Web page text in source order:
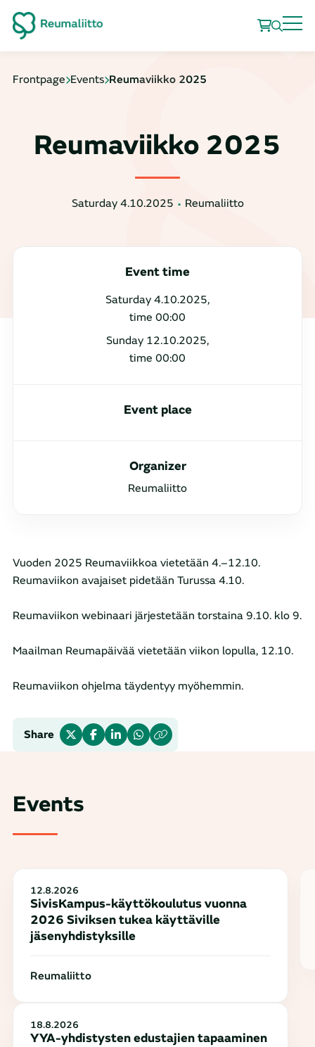
Frontpage Events Reumaviikko 2025
Reumaviikko 2025
Saturday 4.10.2025 Reumaliitto
Event time
Saturday 4.10.2025,
time 00:00
Sunday 12.10.2025,
time 00:00
Event place
Organizer
Reumaliitto
Vuoden 2025 Reumaviikkoa vietetään 4.–12.10.
Reumaviikon avajaiset pidetään Turussa 4.10.
Reumaviikon webinaari järjestetään torstaina 9.10. klo 9.
Maailman Reumapäivää vietetään viikon lopulla, 12.10.
Reumaviikon ohjelma täydentyy myöhemmin.
Share
Events
12.8.2026
SivisKampus-käyttökoulutus vuonna
2026 Siviksen tukea käyttäville
jäsenyhdistyksille
Reumaliitto
18.8.2026
YYA-yhdistysten edustajien tapaaminen